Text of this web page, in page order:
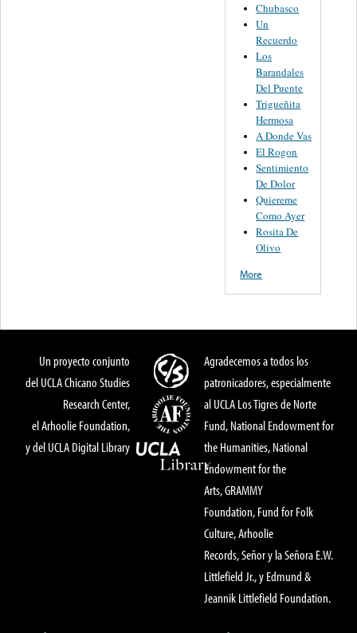
Chubasco
Un
Recuerdo
Los
Barandales
Del Puente
Trigueñita
Hermosa
A Donde Vas
El Rogon
Sentimiento
De Dolor
Quiereme
Como Ayer
Rosita De
Olivo
More
Un proyecto conjunto
del UCLA Chicano Studies
Research Center,
el Arhoolie Foundation,
y del UCLA Digital Library
Agradecemos a todos los
patronicadores, especialmente
al UCLA Los Tigres de Norte
Fund, National Endowment for
the Humanities, National
Endowment for the
Arts, GRAMMY
Foundation, Fund for Folk
Culture, Arhoolie
Records, Señor y la Señora E.W.
Littlefield Jr., y Edmund &
Jeannik Littlefield Foundation.